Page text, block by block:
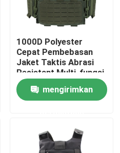
1000D Polyester
Cepat Pembebasan
Jaket Taktis Abrasi
Resistant Multi-fungsi
Field Vest
mengirimkan